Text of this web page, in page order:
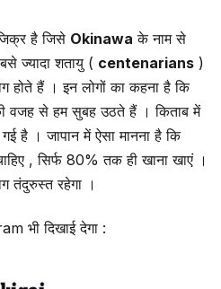
है जिसे Okinawa के नाम से
ज्यादा शतायु ( centenarians )
होते हैं । इन लोगों का कहना है कि
वजह से हम सुबह उठते हैं । किताब में
है । जापान में ऐसा मानना है कि
, सिर्फ 80% तक ही खाना खाएं ।
तंदुरुस्त रहेगा ।
भी दिखाई देगा :